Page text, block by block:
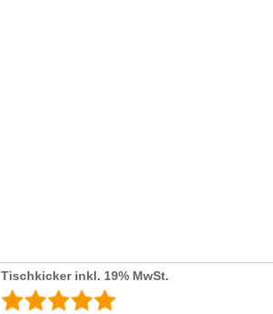
Tischkicker inkl. 19% MwSt.